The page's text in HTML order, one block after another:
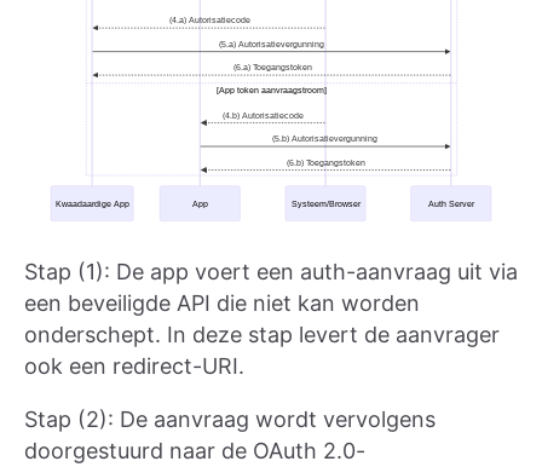
Stap (1): De app voert een auth-aanvraag uit via
een beveiligde API die niet kan worden
onderschept. In deze stap levert de aanvrager
ook een redirect-URI.
Stap (2): De aanvraag wordt vervolgens
doorgestuurd naar de OAuth 2.0-